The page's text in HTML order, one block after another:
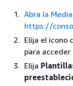
Abra la
https://
Elija el icono
para
Elija